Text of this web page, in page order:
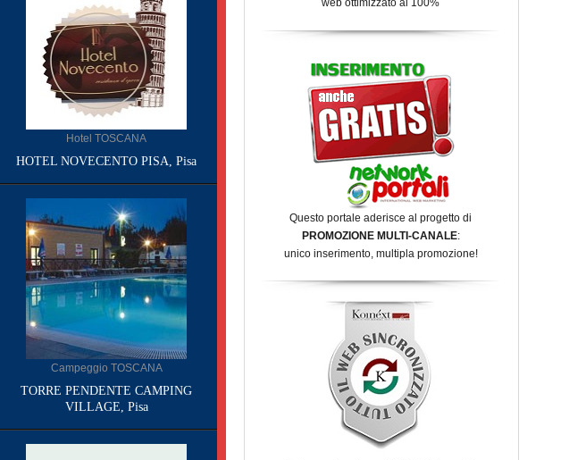
Hotel TOSCANA
HOTEL NOVECENTO PISA, Pisa
Campeggio TOSCANA
TORRE PENDENTE CAMPING
VILLAGE, Pisa
web ottimizzato al 100%
Questo portale aderisce al progetto di
PROMOZIONE MULTI-CANALE:
unico inserimento, multipla promozione!